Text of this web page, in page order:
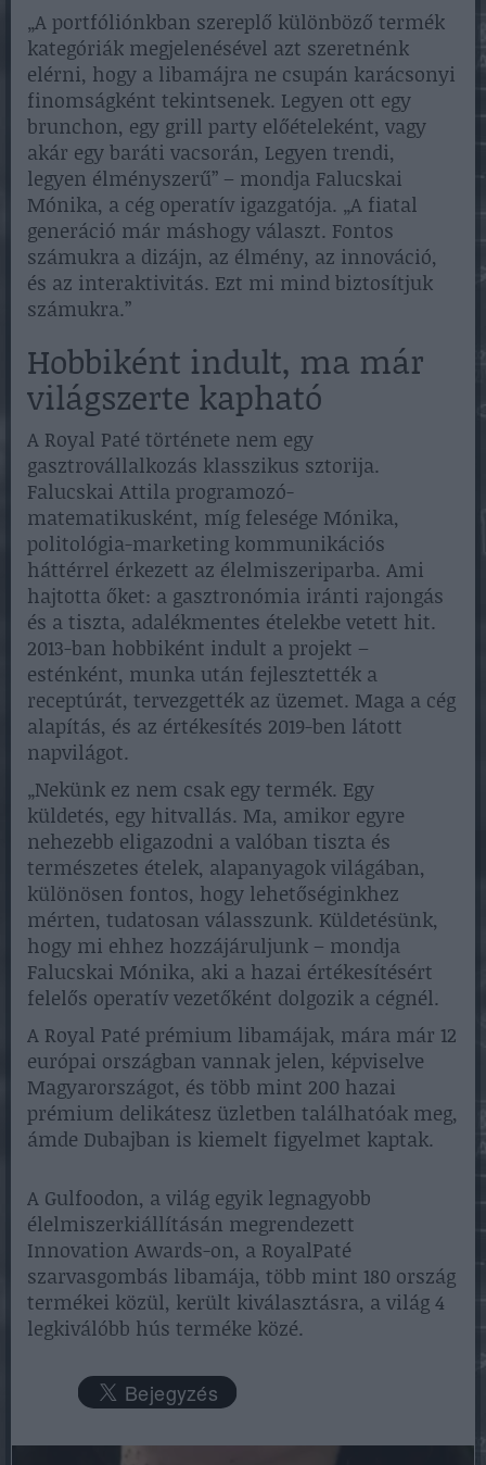
„A portfóliónkban szereplő különböző termék
kategóriák megjelenésével azt szeretnénk
elérni, hogy a libamájra ne csupán karácsonyi
finomságként tekintsenek. Legyen ott egy
brunchon, egy grill party előételeként, vagy
akár egy baráti vacsorán, Legyen trendi,
legyen élményszerű” – mondja Falucskai
Mónika, a cég operatív igazgatója. „A fiatal
generáció már máshogy választ. Fontos
számukra a dizájn, az élmény, az innováció,
és az interaktivitás. Ezt mi mind biztosítjuk
számukra.”
Hobbiként indult, ma már
világszerte kapható
A Royal Paté története nem egy
gasztrovállalkozás klasszikus sztorija.
Falucskai Attila programozó-
matematikusként, míg felesége Mónika,
politológia-marketing kommunikációs
háttérrel érkezett az élelmiszeriparba. Ami
hajtotta őket: a gasztronómia iránti rajongás
és a tiszta, adalékmentes ételekbe vetett hit.
2013-ban hobbiként indult a projekt –
esténként, munka után fejlesztették a
receptúrát, tervezgették az üzemet. Maga a cég
alapítás, és az értékesítés 2019-ben látott
napvilágot.
„Nekünk ez nem csak egy termék. Egy
küldetés, egy hitvallás. Ma, amikor egyre
nehezebb eligazodni a valóban tiszta és
természetes ételek, alapanyagok világában,
különösen fontos, hogy lehetőséginkhez
mérten, tudatosan válasszunk. Küldetésünk,
hogy mi ehhez hozzájáruljunk – mondja
Falucskai Mónika, aki a hazai értékesítésért
felelős operatív vezetőként dolgozik a cégnél.
A Royal Paté prémium libamájak, mára már 12
európai országban vannak jelen, képviselve
Magyarországot, és több mint 200 hazai
prémium delikátesz üzletben találhatóak meg,
ámde Dubajban is kiemelt figyelmet kaptak.
A Gulfoodon, a világ egyik legnagyobb
élelmiszerkiállításán megrendezett
Innovation Awards-on, a RoyalPaté
szarvasgombás libamája, több mint 180 ország
termékei közül, került kiválasztásra, a világ 4
legkiválóbb hús terméke közé.